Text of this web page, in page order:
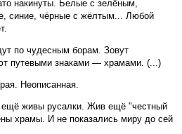
накинуты. Белые с зелёным,
синие, чёрные с жёлтым... Любой
по чудесным борам. Зовут
путевыми знаками — храмами. (...)
Неописанная.
ещё живы русалки. Жив ещё "честный
храмы. И не показались миру до сей